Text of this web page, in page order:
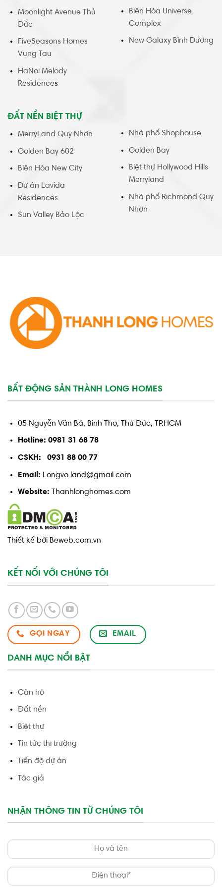
Moonlight Avenue Thủ
Đức
FiveSeasons Homes
Vung Tau
HaNoi Melody
Residences
Biên Hòa Universe
Complex
New Galaxy Bình Dương
ĐẤT NỀN BIỆT THỰ
MerryLand Quy Nhơn
Golden Bay 602
Biên Hòa New City
Dự án Lavida
Residences
Sun Valley Bảo Lộc
Nhà phố Shophouse
Golden Bay
Biệt thự Hollywood Hills
Merryland
Nhà phố Richmond Quy
Nhơn
BẤT ĐỘNG SẢN THÀNH LONG HOMES
05 Nguyễn Văn Bá, Bình Thọ, Thủ Đức, TP.HCM
Hotline: 0981 31 68 78
CSKH: 0931 88 00 77
Email: Longvo.land@gmail.com
Website: Thanhlonghomes.com
Thiết kế bởi Beweb.com.vn
KẾT NỐI VỚI CHÚNG TÔI
GỌI NGAY EMAIL
DANH MỤC NỔI BẬT
Căn hộ
Đất nền
Biệt thự
Tin tức thị trường
Tiến độ dự án
Tác giả
NHẬN THÔNG TIN TỪ CHÚNG TÔI